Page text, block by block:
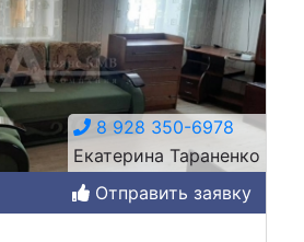
8 928 350-6978
Екатерина Тараненко
Отправить заявку